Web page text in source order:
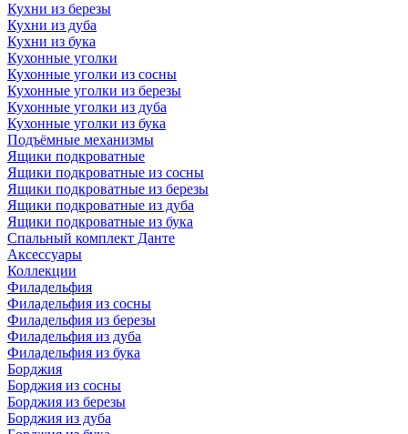
Кухни из березы
Кухни из дуба
Кухни из бука
Кухонные уголки
Кухонные уголки из сосны
Кухонные уголки из березы
Кухонные уголки из дуба
Кухонные уголки из бука
Подъёмные механизмы
Ящики подкроватные
Ящики подкроватные из сосны
Ящики подкроватные из березы
Ящики подкроватные из дуба
Ящики подкроватные из бука
Спальный комплект Данте
Аксессуары
Коллекции
Филадельфия
Филадельфия из сосны
Филадельфия из березы
Филадельфия из дуба
Филадельфия из бука
Борджия
Борджия из сосны
Борджия из березы
Борджия из дуба